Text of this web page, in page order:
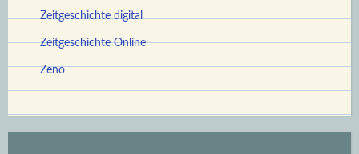
Zeitgeschichte digital
Zeitgeschichte Online
Zeno